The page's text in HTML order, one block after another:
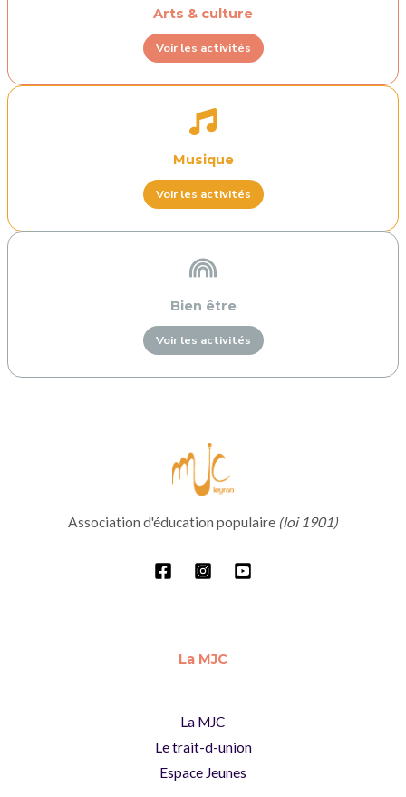
Arts & culture
Voir les activités
Musique
Voir les activités
Bien être
Voir les activités
Association d'éducation populaire (loi 1901)
La MJC
La MJC
Le trait-d-union
Espace Jeunes